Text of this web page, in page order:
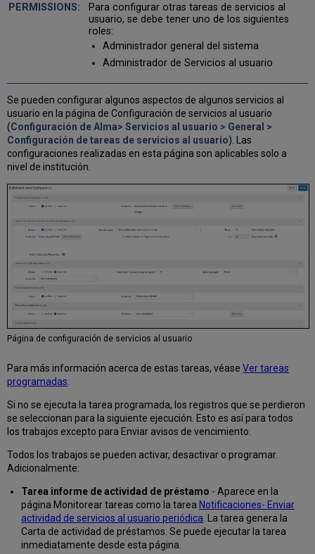
reglas
anonimización
ajustes
(Servicios
al
usuario)
Para configurar otras tareas de servicios al
usuario, se debe tener uno de los siguientes
roles:
Administrador general del sistema
Administrador de Servicios al usuario
Se pueden configurar algunos aspectos de algunos servicios al
usuario en la página de Configuración de servicios al usuario
(Configuración de Alma> Servicios al usuario > General >
Configuración de tareas de servicios al usuario). Las
configuraciones realizadas en esta página son aplicables solo a
nivel de institución.
Página de configuración de servicios al usuario
Para más información acerca de estas tareas, véaseVer tareas
programadas
Si no se ejecuta la tarea programada, los registros que se perdieron
se seleccionan para la siguiente ejecución. Esto es así para todos
los trabajos excepto para Enviar avisos de vencimiento.
Todos los trabajos se pueden activar, desactivar o programar.
Adicionalmente:
Tarea informe de actividad de préstamo - Aparece en la
página Monitorear tareas como la tarea Notificaciones- Enviar
actividad de servicios al usuario periódica . La tarea genera la
Carta de actividad de préstamos. Se puede ejecutar la tarea
inmediatamente desde esta página.